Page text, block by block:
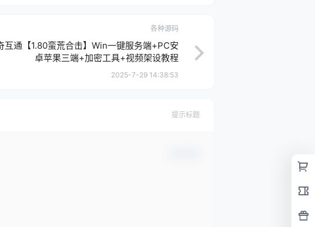
各种源码
互通【1.80蛮荒合击】Win一键服务端+PC安
卓苹果三端+加密工具+视频架设教程
2025-7-29 14:38:53
提示标题